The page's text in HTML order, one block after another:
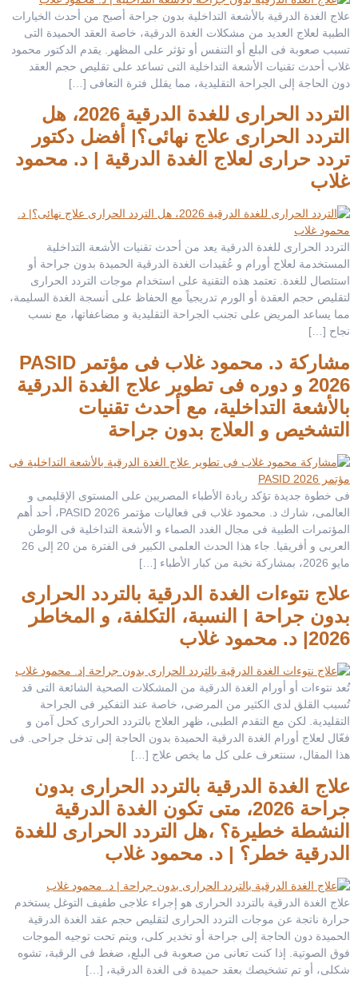
علاج الغدة الدرقية بالأشعة التداخلية بدون جراحة أصبح من أحدث الخيارات
الطبية لعلاج العديد من مشكلات الغدة الدرقية، خاصة العقد الحميدة التى
تسبب صعوبة فى البلع أو التنفس أو تؤثر على المظهر. يقدم الدكتور محمود
غلاب أحدث تقنيات الأشعة التداخلية التى تساعد على تقليص حجم العقد
دون الحاجة إلى الجراحة التقليدية، مما يقلل فترة التعافى […]
التردد الحرارى للغدة الدرقية 2026، هل
التردد الحرارى علاج نهائى؟| أفضل دكتور
تردد حرارى لعلاج الغدة الدرقية | د. محمود
غلاب
التردد الحرارى للغدة الدرقية يعد من أحدث تقنيات الأشعة التداخلية
المستخدمة لعلاج أورام و عُقيدات الغدة الدرقية الحميدة بدون جراحة أو
استئصال للغدة. تعتمد هذه التقنية على استخدام موجات التردد الحرارى
لتقليص حجم العقدة أو الورم تدريجياً مع الحفاظ على أنسجة الغدة السليمة،
مما يساعد المريض على تجنب الجراحة التقليدية و مضاعفاتها، مع نسب
نجاح […]
مشاركة د. محمود غلاب فى مؤتمر PASID
2026 و دوره فى تطوير علاج الغدة الدرقية
بالأشعة التداخلية، مع أحدث تقنيات
التشخيص و العلاج بدون جراحة
فى خطوة جديدة تؤكد ريادة الأطباء المصريين على المستوى الإقليمى و
العالمى، شارك د. محمود غلاب فى فعاليات مؤتمر PASID 2026، أحد أهم
المؤتمرات الطبية فى مجال الغدد الصماء و الأشعة التداخلية فى الوطن
العربى و أفريقيا. جاء هذا الحدث العلمى الكبير فى الفترة من 20 إلى 26
مايو 2026، بمشاركة نخبة من كبار الأطباء […]
علاج نتوءات الغدة الدرقية بالتردد الحرارى
بدون جراحة | النسبة، التكلفة، و المخاطر
2026| د. محمود غلاب
تُعد نتوءات أو أورام الغدة الدرقية من المشكلات الصحية الشائعة التى قد
تُسبب القلق لدى الكثير من المرضى، خاصة عند التفكير فى الجراحة
التقليدية. لكن مع التقدم الطبى، ظهر العلاج بالتردد الحرارى كحل آمن و
فعّال لعلاج أورام الغدة الدرقية الحميدة بدون الحاجة إلى تدخل جراحى. فى
هذا المقال، سنتعرف على كل ما يخص علاج […]
علاج الغدة الدرقية بالتردد الحرارى بدون
جراحة 2026، متى تكون الغدة الدرقية
النشطة خطيرة؟ ،هل التردد الحرارى للغدة
الدرقية خطر؟ | د. محمود غلاب
علاج الغدة الدرقية بالتردد الحرارى هو إجراء علاجى طفيف التوغل يستخدم
حرارة ناتجة عن موجات التردد الحرارى لتقليص حجم عقد الغدة الدرقية
الحميدة دون الحاجة إلى جراحة أو تخدير كلى، ويتم تحت توجيه الموجات
فوق الصوتية. إذا كنت تعانى من صعوبة فى البلع، ضغط فى الرقبة، تشوه
شكلى، أو تم تشخيصك بعقد حميدة فى الغدة الدرقية، […]